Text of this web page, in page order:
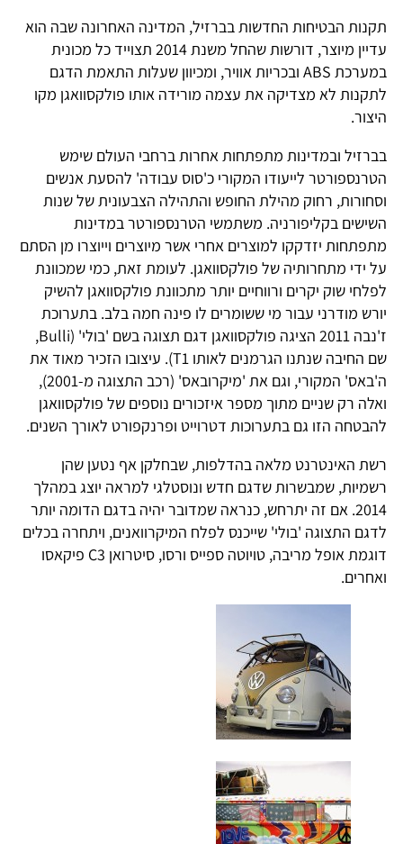
תקנות הבטיחות החדשות בברזיל, המדינה האחרונה שבה הוא
עדיין מיוצר, דורשות שהחל משנת 2014 תצוייד כל מכונית
במערכת ABS ובכריות אוויר, ומכיוון שעלות התאמת הדגם
לתקנות לא מצדיקה את עצמה מורידה אותו פולקסוואגן מקו
היצור.
בברזיל ובמדינות מתפתחות אחרות ברחבי העולם שימש
הטרנספורטר לייעודו המקורי כ'סוס עבודה' להסעת אנשים
וסחורות, רחוק מהילת החופש והתהילה הצבעונית של שנות
השישים בקליפורניה. משתמשי הטרנספורטר במדינות
מתפתחות יזדקקו למוצרים אחרי אשר מיוצרים וייוצרו מן הסתם
על ידי מתחרותיה של פולקסוואגן. לעומת זאת, כמי שמכוונת
לפלחי שוק יקרים ורווחיים יותר מתכוונת פולקסוואגן להשיק
יורש מודרני עבור מי ששומרים לו פינה חמה בלב. בתערוכת
ז'נבה 2011 הציגה פולקסוואגן דגם תצוגה בשם 'בולי' (Bulli,
שם החיבה שנתנו הגרמנים לאותו T1). עיצובו הזכיר מאוד את
ה'באס' המקורי, וגם את 'מיקרובאס' (רכב התצוגה מ-2001),
ואלה רק שניים מתוך מספר איזכורים נוספים של פולקסוואגן
להבטחה הזו גם בתערוכות דטרוייט ופרנקפורט לאורך השנים.
רשת האינטרנט מלאה בהדלפות, שבחלקן אף נטען שהן
רשמיות, שמבשרות שדגם חדש ונוסטלגי למראה יוצג במהלך
2014. אם זה יתרחש, כנראה שמדובר יהיה בדגם הדומה יותר
לדגם התצוגה 'בולי' שייכנס לפלח המיקרוואנים, ויתחרה בכלים
דוגמת אופל מריבה, טויוטה ספייס ורסו, סיטרואן C3 פיקאסו
ואחרים.